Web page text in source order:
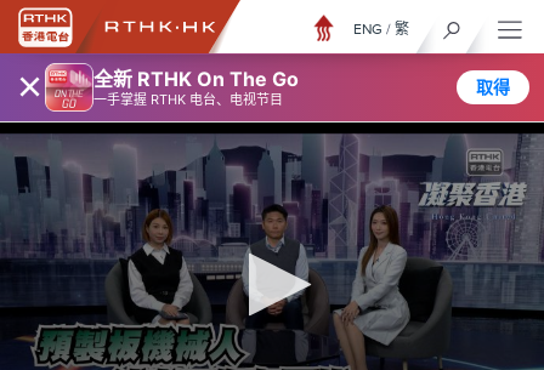
× 全新 RTHK On The Go
一手掌握 RTHK 电台、电视节目
取得
ENG / 繁